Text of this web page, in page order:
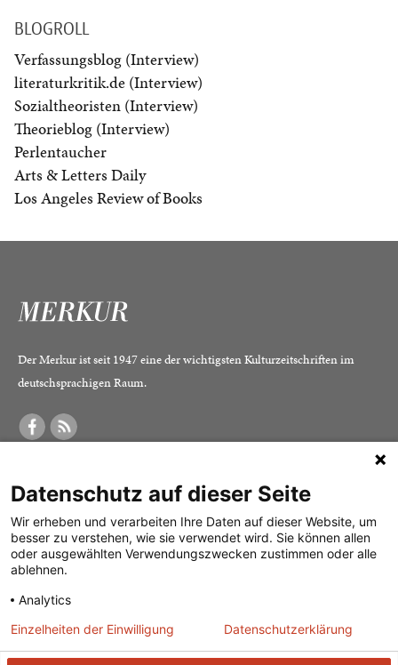
BLOGROLL
Verfassungsblog (Interview)
literaturkritik.de (Interview)
Sozialtheoristen (Interview)
Theorieblog (Interview)
Perlentaucher
Arts & Letters Daily
Los Angeles Review of Books
Der Merkur ist seit 1947 eine der wichtigsten Kulturzeitschriften im
deutschsprachigen Raum.
Was ist der Merkur?
Herausgeber /
Redaktion
Verlag
Alle Abos im Überblick
Print-Abo
Digital-Abo
Abo kündigen
Vertrag widerrufen
Impressum
Datenschutz
Mediadaten
Datenschutz auf dieser Seite
Wir erheben und verarbeiten Ihre Daten auf dieser Website, um
besser zu verstehen, wie sie verwendet wird. Sie können allen
oder ausgewählten Verwendungszwecken zustimmen oder alle
ablehnen.
Analytics
Einzelheiten der Einwilligung Datenschutzerklärung